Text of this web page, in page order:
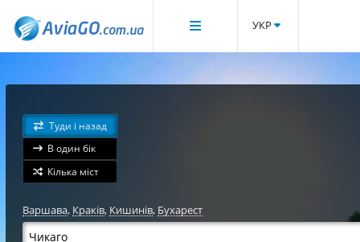
УКР
Туди і назад
В один бік
Кілька міст
Варшава, Краків, Кишинів, Бухарест